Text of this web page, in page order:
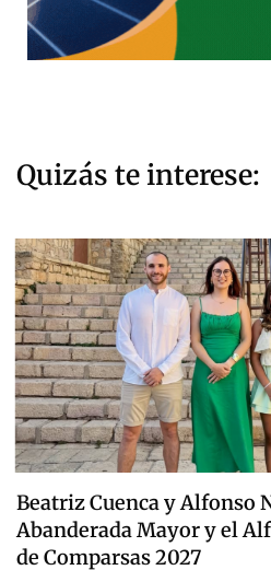
Quizás te interese:
Beatriz Cuenca y Alfonso
Abanderada Mayor y el
de Comparsas 2027